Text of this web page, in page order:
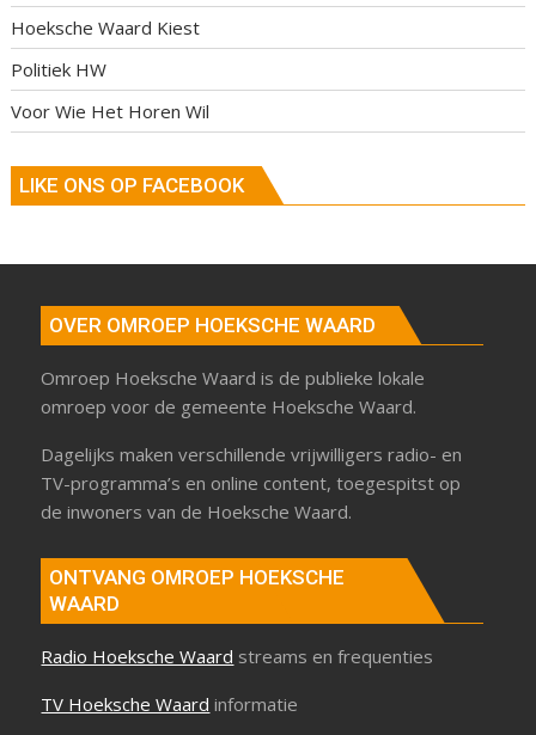
Hoeksche Waard Kiest
Politiek HW
Voor Wie Het Horen Wil
LIKE ONS OP FACEBOOK
OVER OMROEP HOEKSCHE WAARD
Omroep Hoeksche Waard is de publieke lokale
omroep voor de gemeente Hoeksche Waard.
Dagelijks maken verschillende vrijwilligers radio- en
TV-programma’s en online content, toegespitst op
de inwoners van de Hoeksche Waard.
ONTVANG OMROEP HOEKSCHE
WAARD
Radio Hoeksche Waard streams en frequenties
TV Hoeksche Waard informatie